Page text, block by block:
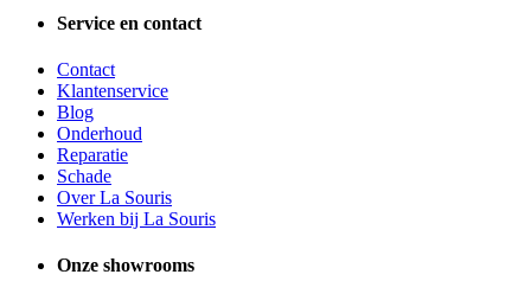
Service en contact
Contact
Klantenservice
Blog
Onderhoud
Reparatie
Schade
Over La Souris
Werken bij La Souris
Onze showrooms